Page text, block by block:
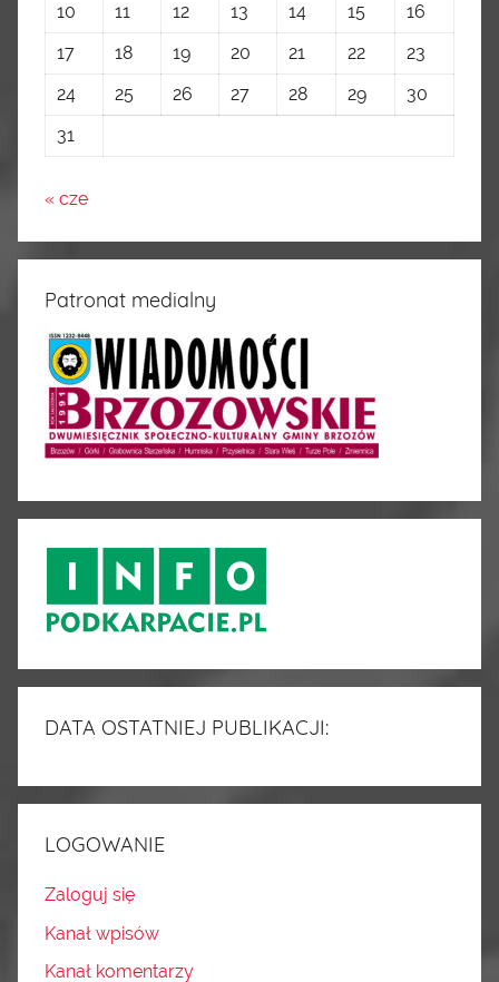
10
11 12 13 14 15
16
17
18 19 20 21 22
23
24
25 26 27 28 29
30
31
« cze
Patronat medialny
DATA OSTATNIEJ PUBLIKACJI:
LOGOWANIE
Zaloguj się
Kanał wpisów
Kanał komentarzy